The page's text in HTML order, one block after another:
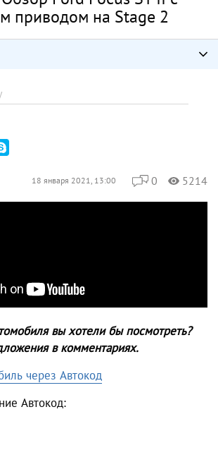
приводом на Stage 2
18 января 2021, 13:00 0 5214
вы хотели бы посмотреть?
в комментариях.
через Автокод
Автокод: